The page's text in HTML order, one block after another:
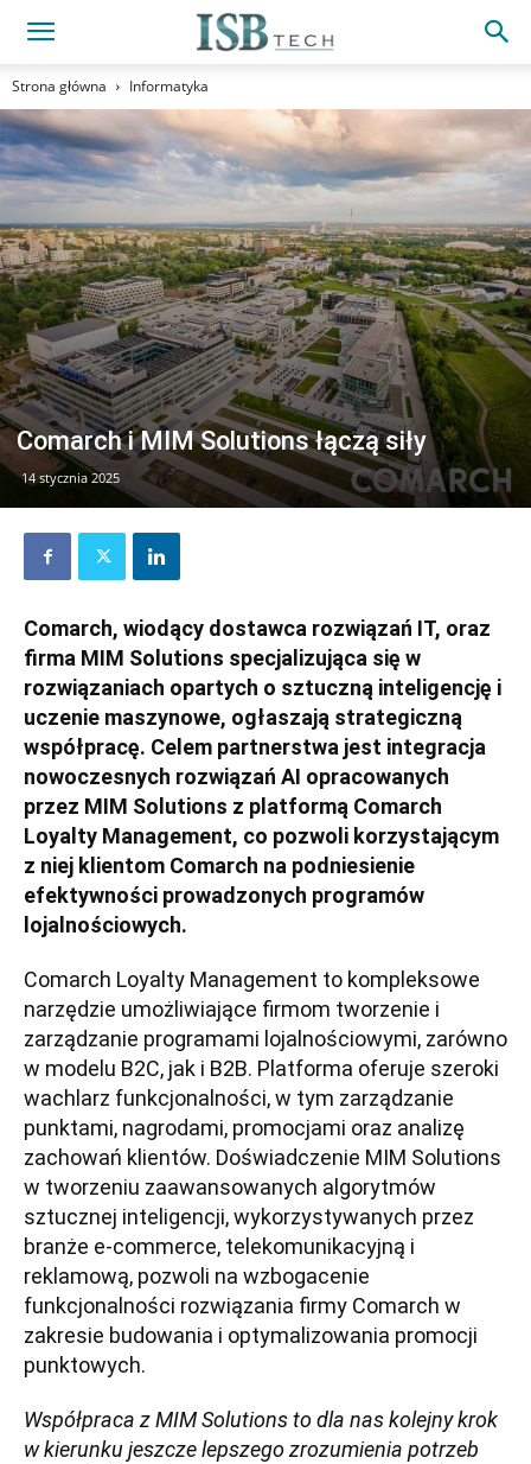
Strona główna Informatyka
Comarch i MIM Solutions łączą siły
14 stycznia 2025
Comarch, wiodący dostawca rozwiązań IT, oraz
firma MIM Solutions specjalizująca się w
rozwiązaniach opartych o sztuczną inteligencję i
uczenie maszynowe, ogłaszają strategiczną
współpracę. Celem partnerstwa jest integracja
nowoczesnych rozwiązań AI opracowanych
przez MIM Solutions z platformą Comarch
Loyalty Management, co pozwoli korzystającym
z niej klientom Comarch na podniesienie
efektywności prowadzonych programów
lojalnościowych.
Comarch Loyalty Management to kompleksowe
narzędzie umożliwiające firmom tworzenie i
zarządzanie programami lojalnościowymi, zarówno
w modelu B2C, jak i B2B. Platforma oferuje szeroki
wachlarz funkcjonalności, w tym zarządzanie
punktami, nagrodami, promocjami oraz analizę
zachowań klientów. Doświadczenie MIM Solutions
w tworzeniu zaawansowanych algorytmów
sztucznej inteligencji, wykorzystywanych przez
branże e-commerce, telekomunikacyjną i
reklamową, pozwoli na wzbogacenie
funkcjonalności rozwiązania firmy Comarch w
zakresie budowania i optymalizowania promocji
punktowych.
Współpraca z MIM Solutions to dla nas kolejny krok
w kierunku jeszcze lepszego zrozumienia potrzeb